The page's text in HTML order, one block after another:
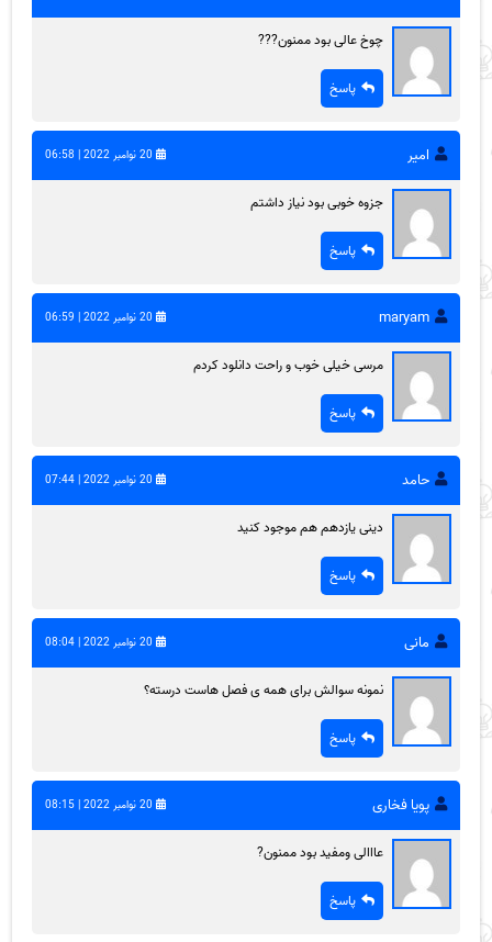
چوخ عالی بود ممنون???
پاسخ
امیر 20 نوامبر 2022 | 06:58
جزوه خوبی بود نیاز داشتم
پاسخ
maryam 20 نوامبر 2022 | 06:59
مرسی خیلی خوب و راحت دانلود کردم
پاسخ
حامد 20 نوامبر 2022 | 07:44
دینی یازدهم هم موجود کنید
پاسخ
مانی 20 نوامبر 2022 | 08:04
نمونه سوالش برای همه ی فصل هاست درسته؟
پاسخ
پویا فخاری 20 نوامبر 2022 | 08:15
عااالی ومفید بود ممنون?
پاسخ